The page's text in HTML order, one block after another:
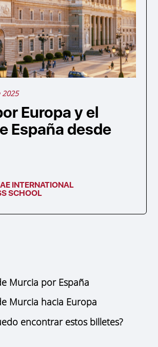
2025
Europa y el
España desde
INTERNATIONAL
SCHOOL
Murcia por España
Murcia hacia Europa
encontrar estos billetes?